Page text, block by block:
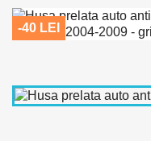
-40 LEI